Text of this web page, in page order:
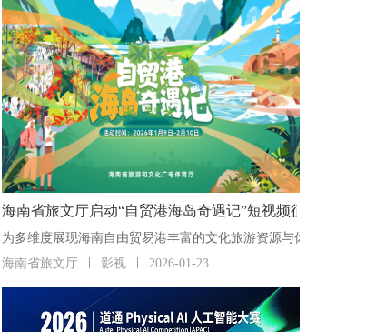
海南省旅文厅启动“自贸港海岛奇遇记”短视频征集活动
海南省旅文厅 影视 2026-01-23